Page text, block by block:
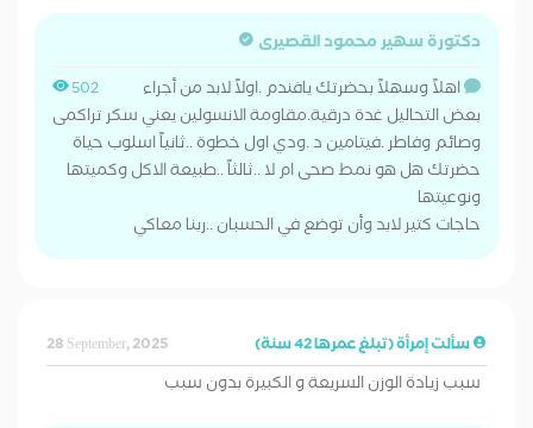
دكتورة سهير محمود القصيرى
502
اهلاً وسهلاً بحضرتك يافندم .اولاً لابد من أجراء
بعض التحاليل غدة درقية.مقاومة الانسولين يعني سكر تراكمى
وصائم وفاطر .فيتامين د .ودي اول خطوة ..ثانياً اسلوب حياة
حضرتك هل هو نمط صحى ام لا ..ثالثاً ..طبيعة الاكل وكميتها
ونوعيتها
حاجات كتير لابد وأن توضع في الحسبان ..ربنا معاكي
سألت إمرأة (تبلغ عمرها 42 سنة) 28 September, 2025
سبب زيادة الوزن السريعة و الكبيرة بدون سبب